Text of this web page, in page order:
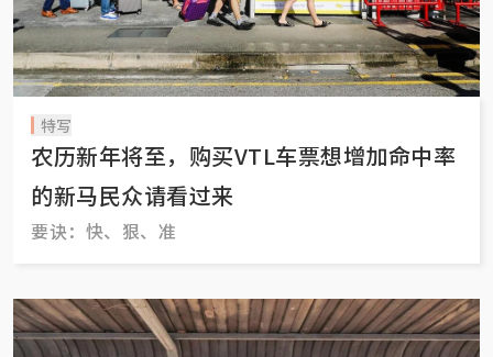
特写
农历新年将至，购买VTL车票想增加命中率
的新马民众请看过来
要诀：快、狠、准